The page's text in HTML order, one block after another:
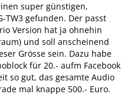
super günstigen,
TW3 gefunden. Der passt
Version hat ja ohnehin
und soll anscheinend
Grösse sein. Dazu habe
für 20.- aufm Facebook
so gut, das gesamte Audio
mal knappe 500.- Euro.